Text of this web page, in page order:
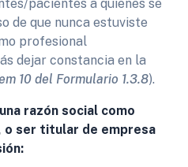
pacientes a quienes se
de que nunca estuviste
profesional
dejar constancia en la
10 del Formulario 1.3.8).
razón social como
ser titular de empresa